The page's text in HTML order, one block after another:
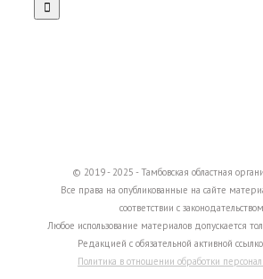
© 2019 - 2025 - Тамбовская областная
Все права на опубликованные на сайте
соответствии с
Любое использование материалов допускается
Редакцией с обязательной активной
Политика в отношении обработки